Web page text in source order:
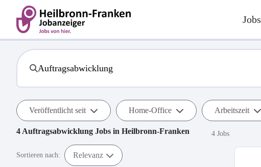
Jobs
Veröffentlicht seit Home-Office Arbeitszeit
4 Auftragsabwicklung Jobs in Heilbronn-Franken 4 Jobs
Sortieren nach: Relevanz